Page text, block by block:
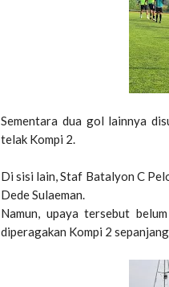
Sementara dua gol lainnya
telak Kompi 2.
Di sisi lain, Staf Batalyon C
Dede Sulaeman.
Namun, upaya tersebut
diperagakan Kompi 2